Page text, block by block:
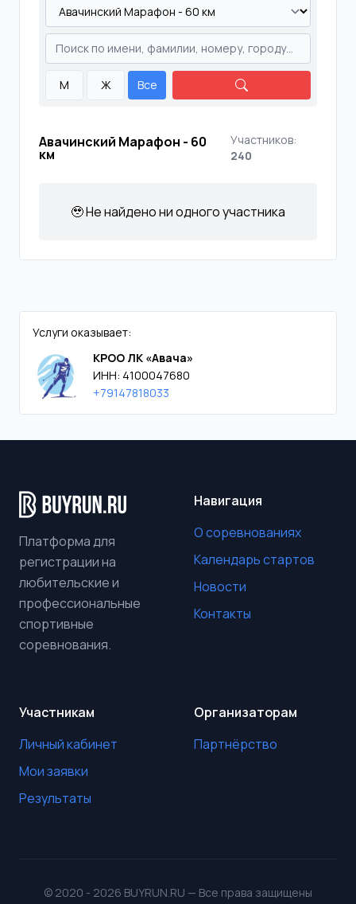
М Ж Все
Авачинский Марафон - 60
км
Участников:
240
🥹 Не найдено ни одного участника
Услуги оказывает:
КРОО ЛК «Авача»
ИНН: 4100047680
+79147818033
Платформа для
регистрации на
любительские и
профессиональные
спортивные
соревнования.
Навигация
О соревнованиях
Календарь стартов
Новости
Контакты
Участникам
Личный кабинет
Мои заявки
Результаты
Организаторам
Партнёрство
© 2020 - 2026 BUYRUN.RU — Все права защищены